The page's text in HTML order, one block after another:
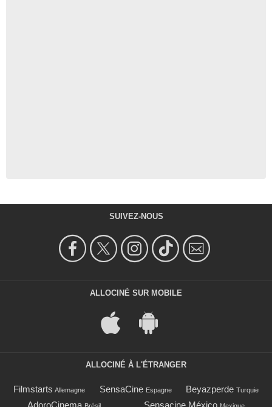
SUIVEZ-NOUS
ALLOCINÉ SUR MOBILE
ALLOCINÉ À L'ÉTRANGER
Filmstarts Allemagne SensaCine Espagne Beyazperde Turquie
AdoroCinema Sensacine México